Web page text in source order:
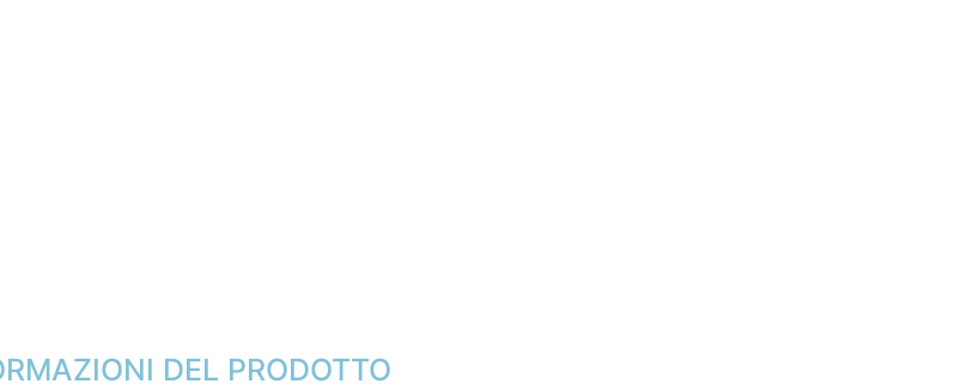
DEL PRODOTTO